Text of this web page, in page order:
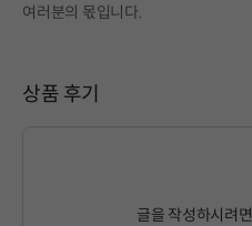
여러분의 몫입니다.
상품 후기
글을 작성하시려면